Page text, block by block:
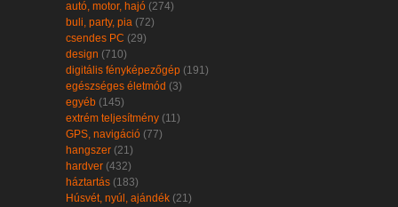
autó, motor, hajó (274)
buli, party, pia (72)
csendes PC (29)
design (710)
digitális fényképezőgép (191)
egészséges életmód (3)
egyéb (145)
extrém teljesítmény (11)
GPS, navigáció (77)
hangszer (21)
hardver (432)
háztartás (183)
Húsvét, nyúl, ajándék (21)